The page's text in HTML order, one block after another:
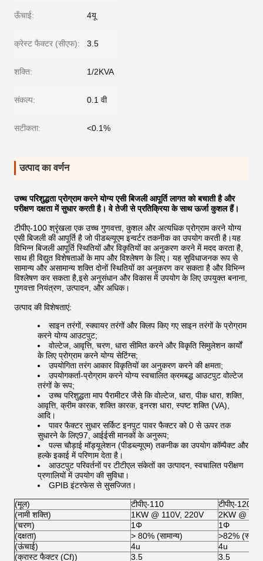
ऊँचाई: 4यू
क्रेस्ट फैक्टर (सीएफ): 3.5
शक्ति: 1/2KVA
संकल्प: 0.1 वी
सटीकता: <0.1%
उत्पाद का वर्णन
उच्च परिशुद्धता प्रोग्राम करने योग्य एसी बिजली आपूर्ति लागत को बचाती है और
परीक्षण दक्षता में सुधार करती है। वे तेजी से प्रतिक्रिया के साथ ऊर्जा कुशल हैं।
टीपीए-100 श्रृंखला एक उच्च गुणवत्ता, कुशल और अत्यधिक प्रोग्राम करने योग्य
एसी बिजली की आपूर्ति है जो पीडब्ल्यूएम इन्वर्टर तकनीक का उपयोग करती है।यह
विभिन्न बिजली आपूर्ति स्थितियों और विकृतियों का अनुकरण करने में मदद करता है,
साथ ही विद्युत विशेषताओं के माप और विश्लेषण के लिए। यह सुविधाजनक रूप से
सामान्य और असामान्य शक्ति दोनों स्थितियों का अनुकरण कर सकता है और विभिन्न
विश्लेषण कर सकता है,इसे अनुसंधान और विकास में उपयोग के लिए उपयुक्त बनाना,
गुणवत्ता नियंत्रण, उत्पादन, और अधिक।
उत्पाद की विशेषताएं:
साइन तरंगों, स्क्वायर तरंगों और क्लिप किए गए साइन तरंगों के प्रोग्राम
करने योग्य आउटपुट;
वोल्टेज, आवृत्ति, चरण, धारा सीमित करने और विकृति सिमुलेशन कार्यों
के लिए प्रोग्राम करने योग्य सेटिंग्स;
उपयोगिता तरंग आकार विकृतियों का अनुकरण करने की क्षमता;
उपयोगकर्ता-प्रोग्राम करने योग्य स्वचालित क्रमबद्ध आउटपुट वोल्टेज
तरंगों के रूप;
उच्च परिशुद्धता माप पैरामीटर जैसे कि वोल्टेज, धारा, पीक धारा, शक्ति,
आवृत्ति, क्रीम कारक, शक्ति कारक, इनरश धारा, स्पष्ट शक्ति (VA),
आदि।
पावर फैक्टर सुधार सर्किट इनपुट पावर फैक्टर को 0 से ऊपर तक
सुधारने के लिए97, आईईसी मानकों के अनुरूप;
पल्स चौड़ाई मॉड्यूलेशन (पीडब्ल्यूएम) तकनीक का उपयोग कॉम्पैक्ट और
हल्के इकाई में परिणाम देता है।
आउटपुट परिवर्तनों पर टीटीएल संकेतों का उत्पादन, स्वचालित परीक्षण
प्रणालियों में उपयोग की सुविधा।
GPIB इंटरफेस से सुसज्जित।
(मूल)
टीपीए-110
टीपीए-120
(नामी शक्ति)
1KW @ 110V, 220V
2KW @
(चरण)
1Φ
1Φ
(दक्षता)
> 80% (सामान्य)
>82%
(ऊंचाई)
4u
4u
(क्रास्ट फैक्टर (Cf))
3.5 3.5